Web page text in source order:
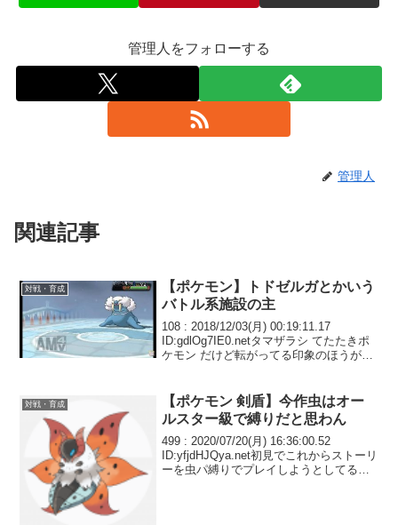
管理人をフォローする
管理人
関連記事
対戦・育成
【ポケモン】トドゼルガとかいう
バトル系施設の主
108 : 2018/12/03(月) 00:19:11.17
ID:gdlOg7IE0.netタマザラシ てたたきポ
ケモン だけど転がってる印象のほうが濃
対戦・育成
【ポケモン 剣盾】今作虫はオー
ルスター級で縛りだと思わん
499 : 2020/07/20(月) 16:36:00.52
ID:yfjdHJQya.net初見でこれからストーリ
ーを虫パ縛りでプレイしようとしてるん